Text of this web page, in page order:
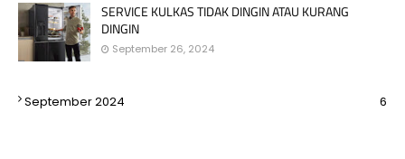
SERVICE KULKAS TIDAK DINGIN ATAU KURANG
DINGIN
September 26, 2024
September 2024 6